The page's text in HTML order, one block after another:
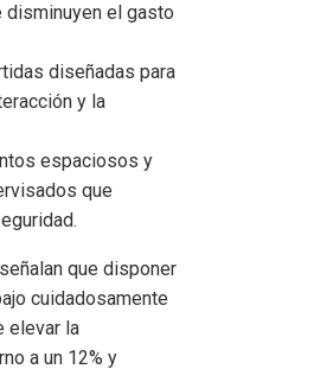
disminuyen el gasto
diseñadas para
y la
espaciosos y
que
que disponer
cuidadosamente
elevar la
a un 12% y